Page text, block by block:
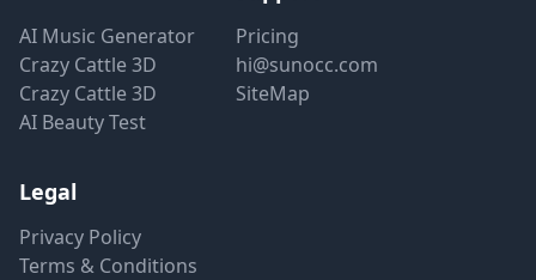
AI Music Generator
Crazy Cattle 3D
Crazy Cattle 3D
AI Beauty Test
Pricing
hi@sunocc.com
SiteMap
Legal
Privacy Policy
Terms & Conditions